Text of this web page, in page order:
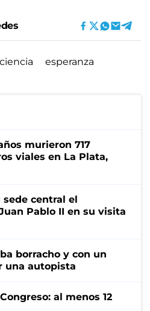
ciencia esperanza
murieron 717
viales en La Plata,
sede central el
Pablo II en su visita
borracho y con un
una autopista
al menos 12